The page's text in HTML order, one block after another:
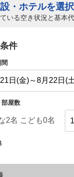
・ホテルを選
いる空き状況と基本
件
部屋数